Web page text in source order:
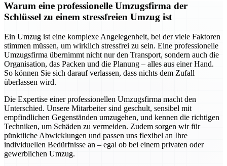
Warum eine professionelle Umzugsfirma der
Schlüssel zu einem stressfreien Umzug ist
Ein Umzug ist eine komplexe Angelegenheit, bei der viele Faktoren
stimmen müssen, um wirklich stressfrei zu sein. Eine professionelle
Umzugsfirma übernimmt nicht nur den Transport, sondern auch die
Organisation, das Packen und die Planung – alles aus einer Hand.
So können Sie sich darauf verlassen, dass nichts dem Zufall
überlassen wird.
Die Expertise einer professionellen Umzugsfirma macht den
Unterschied. Unsere Mitarbeiter sind geschult, sensibel mit
empfindlichen Gegenständen umzugehen, und kennen die richtigen
Techniken, um Schäden zu vermeiden. Zudem sorgen wir für
pünktliche Abwicklungen und passen uns flexibel an Ihre
individuellen Bedürfnisse an – egal ob bei einem privaten oder
gewerblichen Umzug.